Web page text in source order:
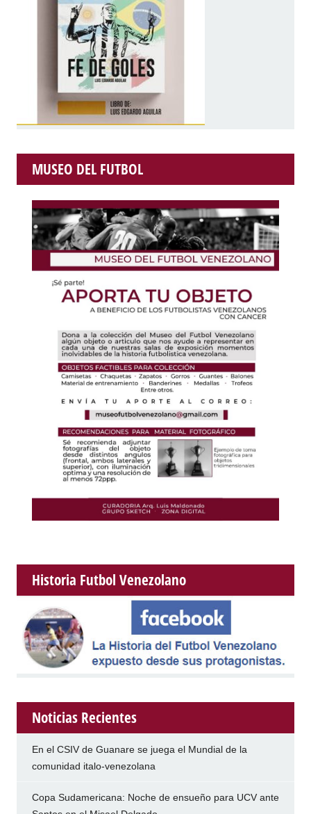
MUSEO DEL FUTBOL
Historia Futbol Venezolano
Noticias Recientes
En el CSIV de Guanare se juega el Mundial de la
comunidad italo-venezolana
Copa Sudamericana: Noche de ensueño para UCV ante